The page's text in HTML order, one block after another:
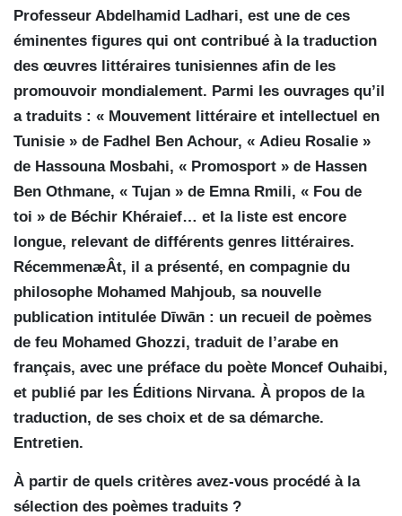
Professeur Abdelhamid Ladhari, est une de ces
éminentes figures qui ont contribué à la traduction
des œuvres littéraires tunisiennes afin de les
promouvoir mondialement. Parmi les ouvrages qu’il
a traduits : « Mouvement littéraire et intellectuel en
Tunisie » de Fadhel Ben Achour, « Adieu Rosalie »
de Hassouna Mosbahi, « Promosport » de Hassen
Ben Othmane, « Tujan » de Emna Rmili, « Fou de
toi » de Béchir Khéraief… et la liste est encore
longue, relevant de différents genres littéraires.
RécemmenæÂt, il a présenté, en compagnie du
philosophe Mohamed Mahjoub, sa nouvelle
publication intitulée Dīwān : un recueil de poèmes
de feu Mohamed Ghozzi, traduit de l’arabe en
français, avec une préface du poète Moncef Ouhaibi,
et publié par les Éditions Nirvana. À propos de la
traduction, de ses choix et de sa démarche.
Entretien.
À partir de quels critères avez-vous procédé à la
sélection des poèmes traduits ?